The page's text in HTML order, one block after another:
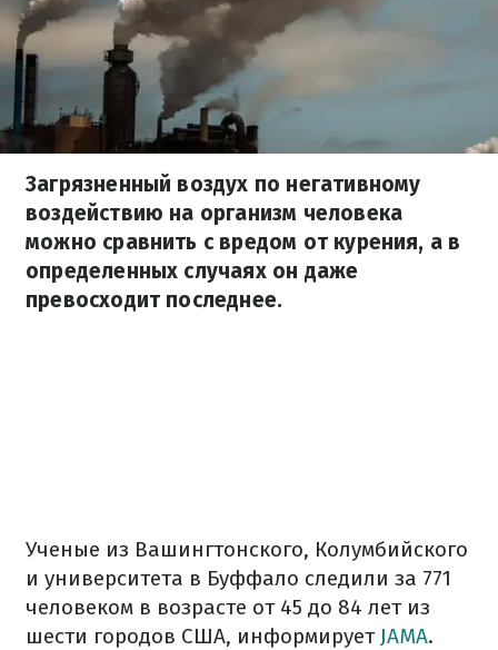
Загрязненный воздух по негативному
воздействию на организм человека
можно сравнить с вредом от курения, а в
определенных случаях он даже
превосходит последнее.
Ученые из Вашингтонского, Колумбийского
и университета в Буффало следили за 771
человеком в возрасте от 45 до 84 лет из
шести городов США, информирует JAMA.